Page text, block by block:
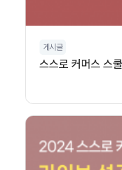
게시글
스스로 커머스 스